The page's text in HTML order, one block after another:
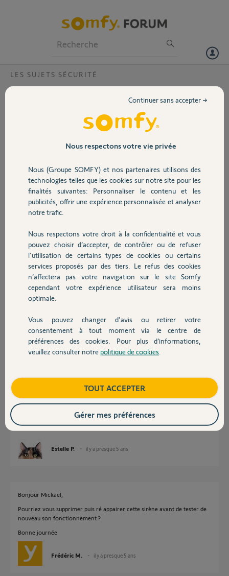
Volet
Sécurité
Domotique
Chauffage
Autres produits
Devis avec un pro
Contact
LES SUJETS SÉCURITÉ
Sirène extérieure ne flash pas lors d'un
Je possède une Home Alarm depuis janvier 2020. J'ai remarqué que le
flash de la sirène extérieure ne fonctionnait pas lorsque l'alarme se
l'alarme, on voit bien le flash...
Que puis-je faire?
Merci,
il y a presque 5 ans
Participer au fil de discussion
Réponses
Bonjour,
Ce problème est vraiment bizarre, attendons l'intervention d'un yellow...
Cdlt,
c'était un message de soutien :) !
Estelle P. il y a presque 5 ans
Bonjour Mickael,
Pourriez vous supprimer puis ré appairer cette sirène avant de tester de
nouveau son fonctionnement ?
Bonne journée
Frédéric M. il y a presque 5 ans
Nous respectons votre vie privée
Nous (Groupe SOMFY) et nos partenaires utilisons des
technologies telles que les cookies sur notre site pour les
finalités suivantes: Personnaliser le contenu et les
publicités, offrir une expérience personnalisée et analyser
notre trafic.
Nous respectons votre droit à la confidentialité et vous
pouvez choisir d’accepter, de contrôler ou de refuser
l'utilisation de certains types de cookies ou certains
services proposés par des tiers. Le refus des cookies
n’affectera pas votre navigation sur le site Somfy
cependant votre expérience utilisateur sera moins
optimale.
Vous pouvez changer d'avis ou retirer votre
consentement à tout moment via le centre de
préférences des cookies. Pour plus d’informations,
veuillez consulter notre politique de cookies
Continuer sans accepter →
TOUT ACCEPTER
Gérer mes préférences